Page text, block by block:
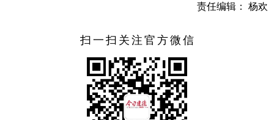
五”时期建德主要发展目标。要在创新上迎难而上，以创新引
领各领域全面发展；要推动传统产业转型升级，重点培育低
空经济、生物医药等新动能，打造建德特色现代化产业体
系；要找准工作切入点和着力点，以实际行动推进“文旅
体”深度融合发展；要打好“稳拓调优”组合拳，做深做实扩内
需、稳外贸文章；要坚持和深化新时代“千万工程”，推动乡
责任编辑： 杨欢
扫一扫关注官方微信